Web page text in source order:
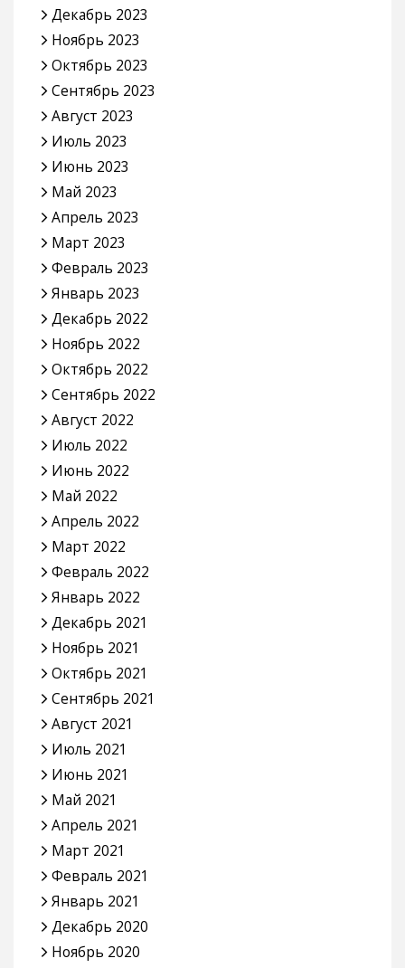
Декабрь 2023
Ноябрь 2023
Октябрь 2023
Сентябрь 2023
Август 2023
Июль 2023
Июнь 2023
Май 2023
Апрель 2023
Март 2023
Февраль 2023
Январь 2023
Декабрь 2022
Ноябрь 2022
Октябрь 2022
Сентябрь 2022
Август 2022
Июль 2022
Июнь 2022
Май 2022
Апрель 2022
Март 2022
Февраль 2022
Январь 2022
Декабрь 2021
Ноябрь 2021
Октябрь 2021
Сентябрь 2021
Август 2021
Июль 2021
Июнь 2021
Май 2021
Апрель 2021
Март 2021
Февраль 2021
Январь 2021
Декабрь 2020
Ноябрь 2020